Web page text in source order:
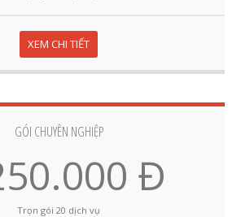
XEM CHI TIẾT
GÓI CHUYÊN NGHIỆP
Đ
Trọn gói 20 dịch vụ